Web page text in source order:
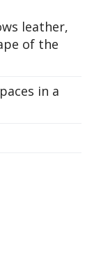
leather,
of the
in a